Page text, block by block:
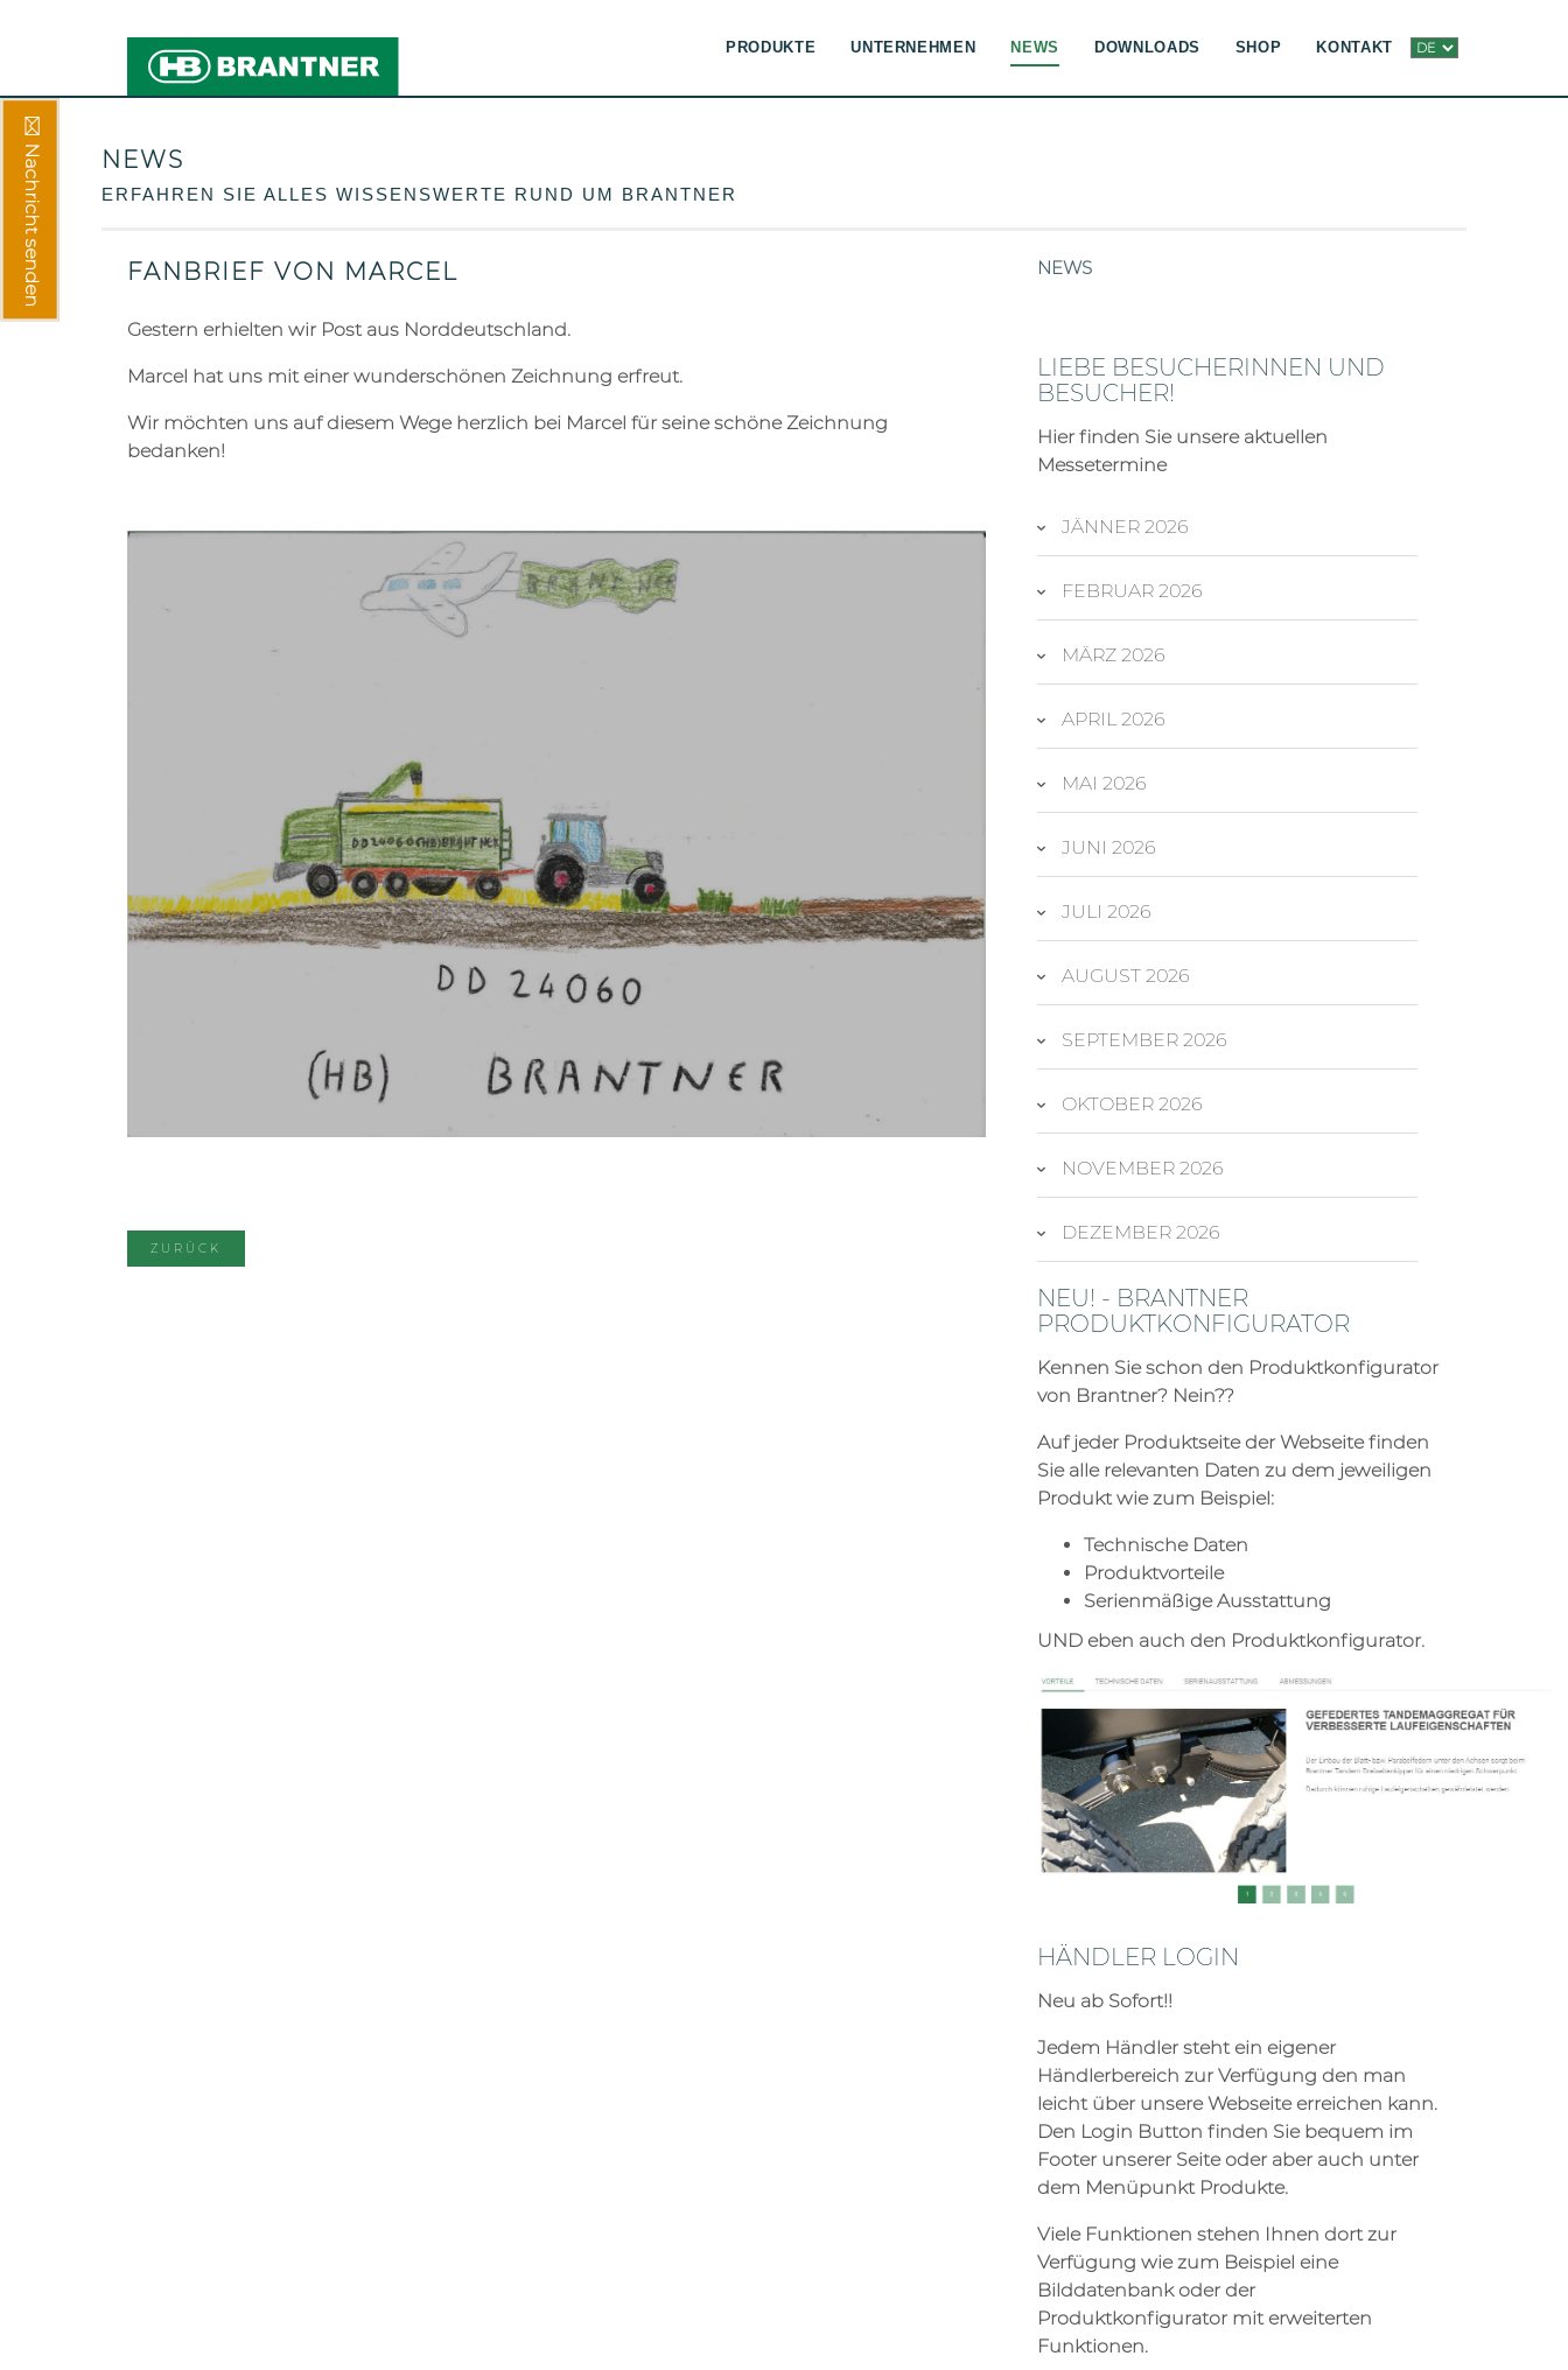
PRODUKTE UNTERNEHMEN NEWS DOWNLOADS SHOP KONTAKT
NEWS
ERFAHREN SIE ALLES WISSENSWERTE RUND UM BRANTNER
FANBRIEF VON MARCEL
Gestern erhielten wir Post aus Norddeutschland.
Marcel hat uns mit einer wunderschönen Zeichnung erfreut.
Wir möchten uns auf diesem Wege herzlich bei Marcel für seine schöne Zeichnung
bedanken!
ZURÜCK
NEWS
LIEBE BESUCHERINNEN UND
BESUCHER!
Hier finden Sie unsere aktuellen
Messetermine
JÄNNER 2026
FEBRUAR 2026
MÄRZ 2026
APRIL 2026
MAI 2026
JUNI 2026
JULI 2026
AUGUST 2026
SEPTEMBER 2026
OKTOBER 2026
NOVEMBER 2026
DEZEMBER 2026
NEU! - BRANTNER
PRODUKTKONFIGURATOR
Kennen Sie schon den Produktkonfigurator
von Brantner? Nein??
Auf jeder Produktseite der Webseite finden
Sie alle relevanten Daten zu dem jeweiligen
Produkt wie zum Beispiel:
Technische Daten
Produktvorteile
Serienmäßige Ausstattung
UND eben auch den Produktkonfigurator.
HÄNDLER LOGIN
Neu ab Sofort!!
Jedem Händler steht ein eigener
Händlerbereich zur Verfügung den man
leicht über unsere Webseite erreichen kann.
Den Login Button finden Sie bequem im
Footer unserer Seite oder aber auch unter
dem Menüpunkt Produkte.
Viele Funktionen stehen Ihnen dort zur
Verfügung wie zum Beispiel eine
Bilddatenbank oder der
Produktkonfigurator mit erweiterten
Funktionen.
Nachricht senden